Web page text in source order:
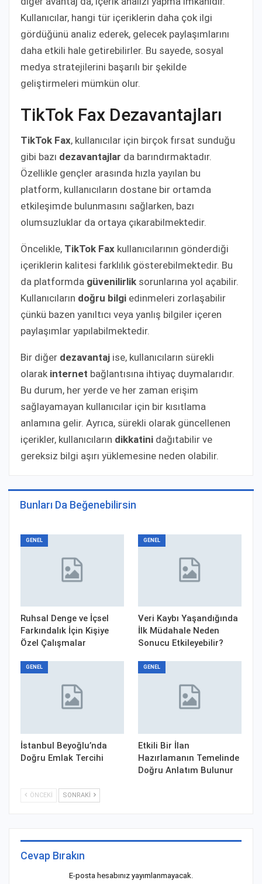
Kullanıcılar, hangi tür içeriklerin daha çok ilgi
gördüğünü analiz ederek, gelecek paylaşımlarını
daha etkili hale getirebilirler. Bu sayede, sosyal
medya stratejilerini başarılı bir şekilde
geliştirmeleri mümkün olur.
TikTok Fax Dezavantajları
TikTok Fax, kullanıcılar için birçok fırsat sunduğu
gibi bazı dezavantajlar da barındırmaktadır.
Özellikle gençler arasında hızla yayılan bu
platform, kullanıcıların dostane bir ortamda
etkileşimde bulunmasını sağlarken, bazı
olumsuzluklar da ortaya çıkarabilmektedir.
Öncelikle, TikTok Fax kullanıcılarının gönderdiği
içeriklerin kalitesi farklılık gösterebilmektedir. Bu
da platformda güvenilirlik sorunlarına yol açabilir.
Kullanıcıların doğru bilgi edinmeleri zorlaşabilir
çünkü bazen yanıltıcı veya yanlış bilgiler içeren
paylaşımlar yapılabilmektedir.
Bir diğer dezavantaj ise, kullanıcıların sürekli
olarak internet bağlantısına ihtiyaç duymalarıdır.
Bu durum, her yerde ve her zaman erişim
sağlayamayan kullanıcılar için bir kısıtlama
anlamına gelir. Ayrıca, sürekli olarak güncellenen
içerikler, kullanıcıların dikkatini dağıtabilir ve
gereksiz bilgi aşırı yüklemesine neden olabilir.
Bunları Da Beğenebilirsin
GENEL
Ruhsal Denge ve İçsel
Farkındalık İçin Kişiye
Özel Çalışmalar
GENEL
Veri Kaybı Yaşandığında
İlk Müdahale Neden
Sonucu Etkileyebilir?
GENEL
İstanbul Beyoğlu’nda
Doğru Emlak Tercihi
GENEL
Etkili Bir İlan
Hazırlamanın Temelinde
Doğru Anlatım Bulunur
ÖNCEKI SONRAKI
Cevap Bırakın
E-posta hesabınız yayımlanmayacak.